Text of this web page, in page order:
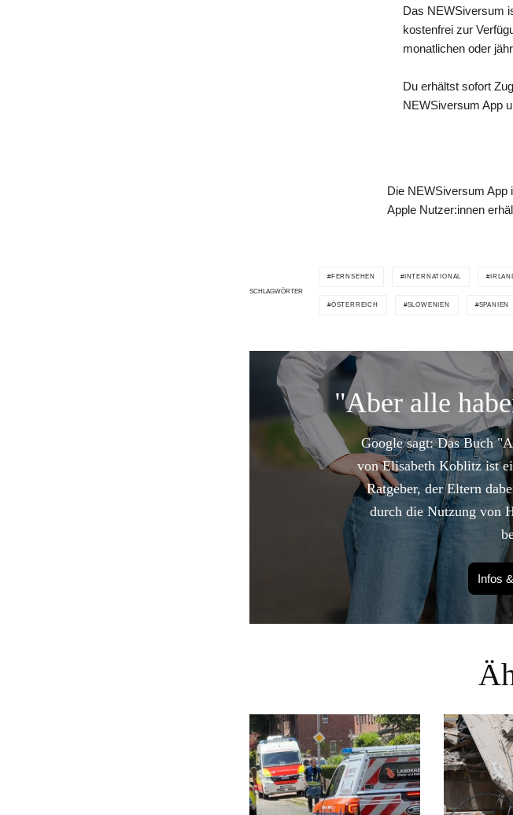
Das NEWSiversum
kostenfrei zur
monatlichen oder
Du erhältst sofort
NEWSiversum App
Die NEWSiversum App
Apple Nutzer:innen
SCHLAGWÖRTER
FERNSEHEN INTERNATIONAL
ÖSTERREICH SLOWENIEN SPANIEN
"Aber alle
Google sagt: Das Buch
von Elisabeth Koblitz ist
Ratgeber, der Eltern
durch die Nutzung von
Infos